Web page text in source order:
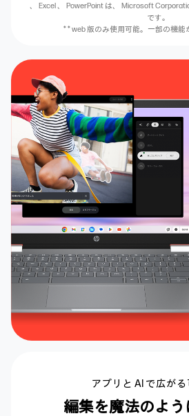
、 Excel 、 PowerPoint は、 Microsoft
です。
* * web 版のみ使用可能。一部の機能
アプリと AI で広が
編集を魔法のよ